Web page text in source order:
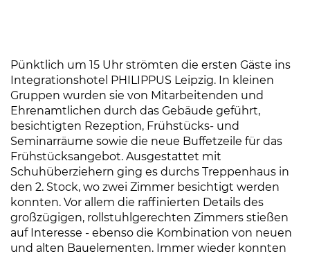
Pünktlich um 15 Uhr strömten die ersten Gäste ins
Integrationshotel PHILIPPUS Leipzig. In kleinen
Gruppen wurden sie von Mitarbeitenden und
Ehrenamtlichen durch das Gebäude geführt,
besichtigten Rezeption, Frühstücks- und
Seminarräume sowie die neue Buffetzeile für das
Frühstücksangebot. Ausgestattet mit
Schuhüberziehern ging es durchs Treppenhaus in
den 2. Stock, wo zwei Zimmer besichtigt werden
konnten. Vor allem die raffinierten Details des
großzügigen, rollstuhlgerechten Zimmers stießen
auf Interesse - ebenso die Kombination von neuen
und alten Bauelementen. Immer wieder konnten